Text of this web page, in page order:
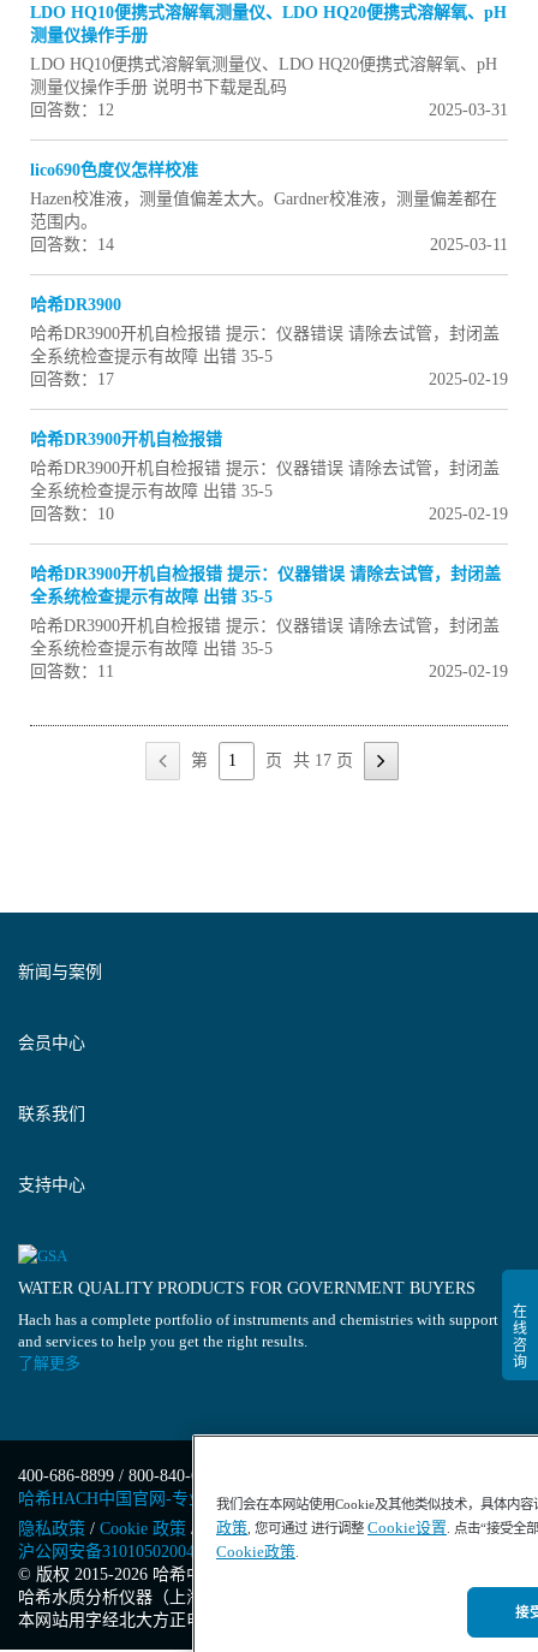
LDO HQ10便携式溶解氧测量仪、LDO HQ20便携式溶解氧、pH
测量仪操作手册
LDO HQ10便携式溶解氧测量仪、LDO HQ20便携式溶解氧、pH
测量仪操作手册 说明书下载是乱码
2025-03-31
回答数：12
lico690色度仪怎样校准
Hazen校准液，测量值偏差太大。Gardner校准液，测量偏差都在
范围内。
2025-03-11
回答数：14
哈希DR3900
哈希DR3900开机自检报错 提示：仪器错误 请除去试管，封闭盖
全系统检查提示有故障 出错 35-5
2025-02-19
回答数：17
哈希DR3900开机自检报错
哈希DR3900开机自检报错 提示：仪器错误 请除去试管，封闭盖
全系统检查提示有故障 出错 35-5
2025-02-19
回答数：10
哈希DR3900开机自检报错 提示：仪器错误 请除去试管，封闭盖
全系统检查提示有故障 出错 35-5
哈希DR3900开机自检报错 提示：仪器错误 请除去试管，封闭盖
全系统检查提示有故障 出错 35-5
2025-02-19
回答数：11
第 页 共 17 页
新闻与案例
会员中心
联系我们
支持中心
WATER QUALITY PRODUCTS FOR GOVERNMENT BUYERS
Hach has a complete portfolio of instruments and chemistries with support
and services to help you get the right results.
了解更多
400-686-8899 / 800-840-6026
哈希HACH中国官网-专业水质分析仪器
隐私政策 / Cookie 政策 / Cookie 设置/沪ICP备13034148号-4/
沪公网安备31010502004971号/沪(浦)应急管危经许[2023]201871
© 版权 2015-2026 哈希中国版权所有
哈希水质分析仪器（上海）有限公司
本网站用字经北大方正电子有限公司授权许可
我们会在本网站使用Cookie及其他类似技术，具体内
政策, 您可通过 进行调整 Cookie设置. 点击“接受全
Cookie政策.
接